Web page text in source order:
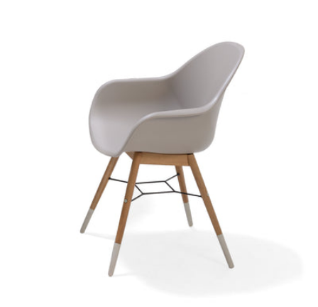
Sie das Medium 0 im Modalformat